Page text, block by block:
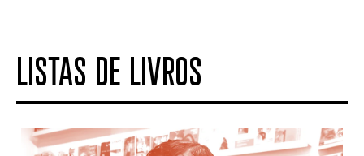
LISTAS DE LIVROS